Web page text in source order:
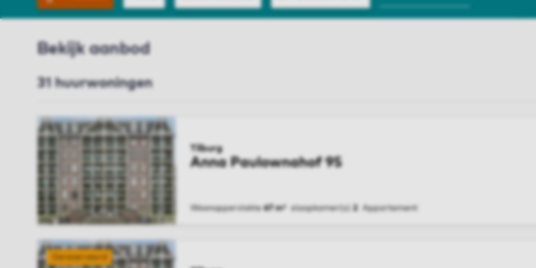
Bekijk aanbod
31 huurwoningen
Anna Paulownahof 95
Tilburg
Woonoppervlakte 67 m² slaapkamer(s) Appartement
Gereserveerd